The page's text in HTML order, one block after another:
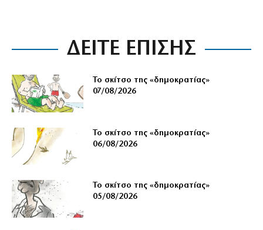
ΔΕΙΤΕ ΕΠΙΣΗΣ
Το σκίτσο της «δημοκρατίας»
07/08/2026
Το σκίτσο της «δημοκρατίας»
06/08/2026
Το σκίτσο της «δημοκρατίας»
05/08/2026